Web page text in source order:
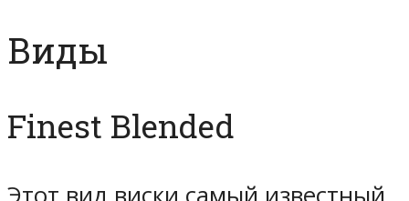
Виды
Finest Blended